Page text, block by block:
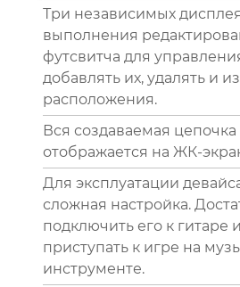
Три независимых
выполнения
футсвитча для
добавлять их, удалять и
расположения.
Вся создаваемая
отображается на ЖК-
Для эксплуатации
сложная настройка.
подключить его к гитаре
приступать к игре на
инструменте.